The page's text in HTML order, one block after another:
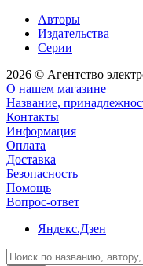
Авторы
Издательства
Серии
2026 © Агентство
О нашем магазине
Название,
Контакты
Информация
Оплата
Доставка
Безопасность
Помощь
Вопрос-ответ
Яндекс.Дзен